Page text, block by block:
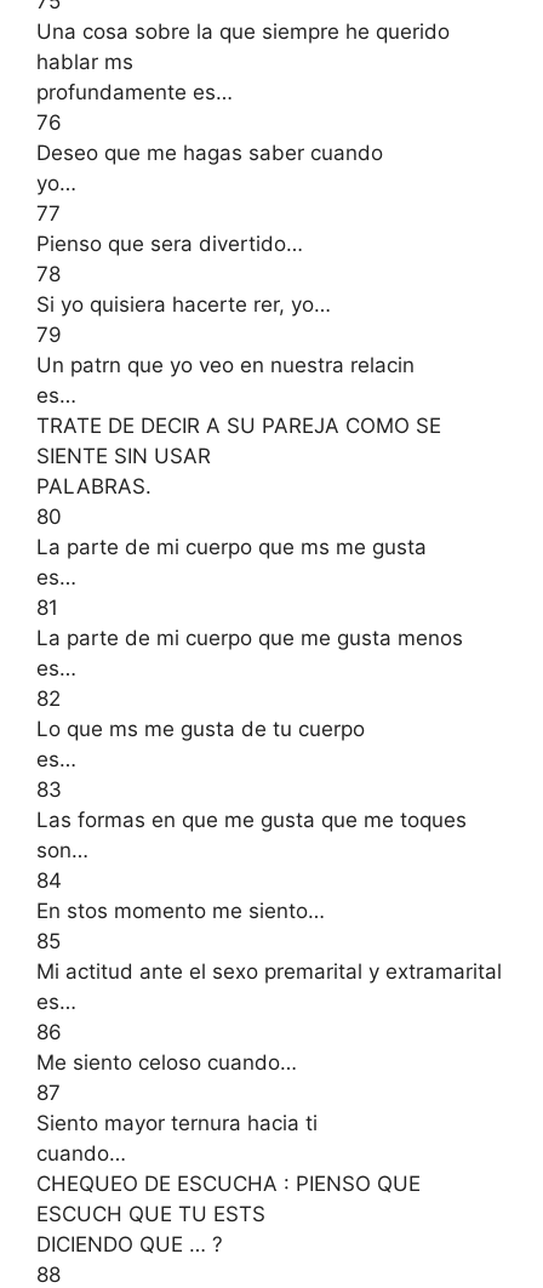
Una cosa sobre la que siempre he querido
hablar ms
profundamente es…
76
Deseo que me hagas saber cuando
yo…
77
Pienso que sera divertido…
78
Si yo quisiera hacerte rer, yo…
79
Un patrn que yo veo en nuestra relacin
es…
TRATE DE DECIR A SU PAREJA COMO SE
SIENTE SIN USAR
PALABRAS.
80
La parte de mi cuerpo que ms me gusta
es…
81
La parte de mi cuerpo que me gusta menos
es…
82
Lo que ms me gusta de tu cuerpo
es…
83
Las formas en que me gusta que me toques
son…
84
En stos momento me siento…
85
Mi actitud ante el sexo premarital y extramarital
es…
86
Me siento celoso cuando…
87
Siento mayor ternura hacia ti
cuando…
CHEQUEO DE ESCUCHA : PIENSO QUE
ESCUCH QUE TU ESTS
DICIENDO QUE … ?
88